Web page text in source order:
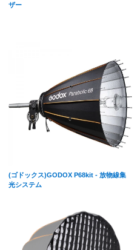
ザー
(ゴドックス)GODOX P68kit - 放物線集
光システム